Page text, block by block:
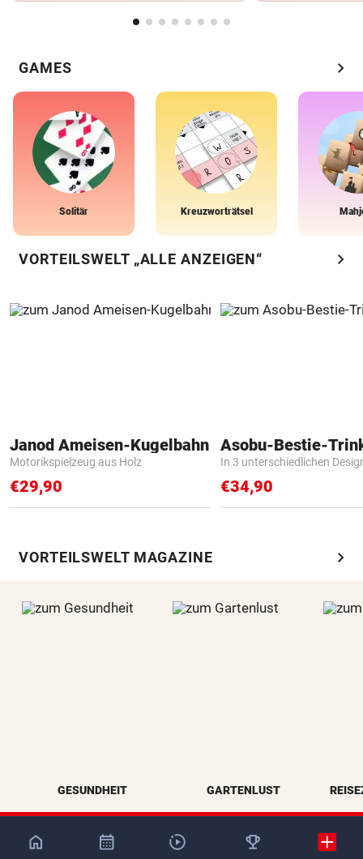
GAMES chevron_right
Solitär Kreuzworträtsel
VORTEILSWELT „ALLE ANZEIGEN“ chevron_right
Janod Ameisen-Kugelbahn
Motorikspielzeug aus Holz
€29,90
Asobu-Bestie-
In 3 unterschiedlichen
€34,90
VORTEILSWELT MAGAZINE chevron_right
GESUNDHEIT GARTENLUST
NaN%